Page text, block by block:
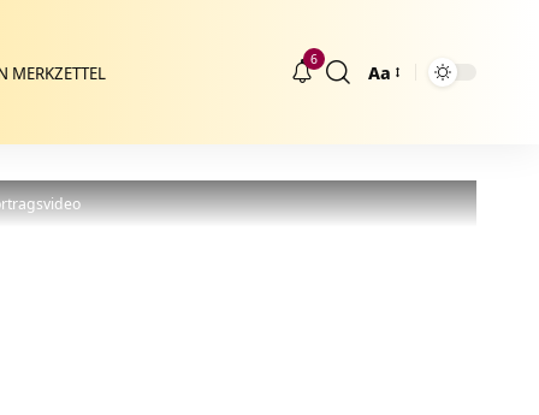
MERKZETTEL
6
Größenänderung
Aa